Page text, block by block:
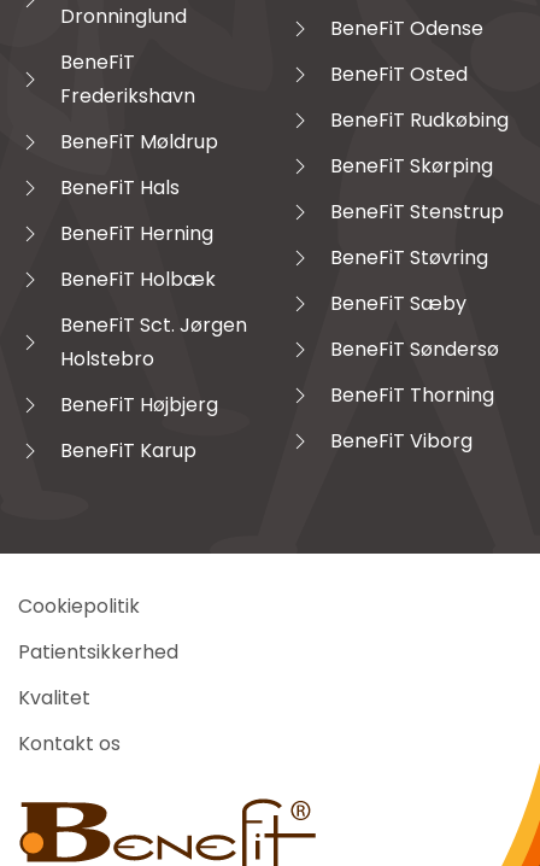
Dronninglund
BeneFiT
Frederikshavn
BeneFiT Møldrup
BeneFiT Hals
BeneFiT Herning
BeneFiT Holbæk
BeneFiT Sct. Jørgen
Holstebro
BeneFiT Højbjerg
BeneFiT Karup
BeneFiT Odense
BeneFiT Osted
BeneFiT Rudkøbing
BeneFiT Skørping
BeneFiT Stenstrup
BeneFiT Støvring
BeneFiT Sæby
BeneFiT Søndersø
BeneFiT Thorning
BeneFiT Viborg
Cookiepolitik
Patientsikkerhed
Kvalitet
Kontakt os